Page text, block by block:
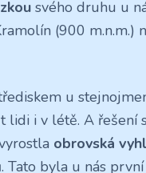
svého druhu u
(900 m.n.m.)
u
i v létě. A řešení
obrovská
byla u nás